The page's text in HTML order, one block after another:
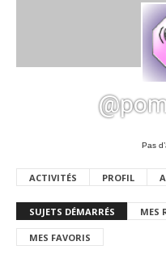
Pas
ACTIVITÉS PROFIL
SUJETS DÉMARRÉS MES
MES FAVORIS